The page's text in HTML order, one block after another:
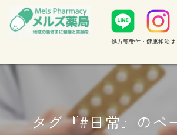
処方箋受付・健康相談
タグ『#日常』のペ